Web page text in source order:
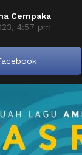
Cempaka
4:57 pm